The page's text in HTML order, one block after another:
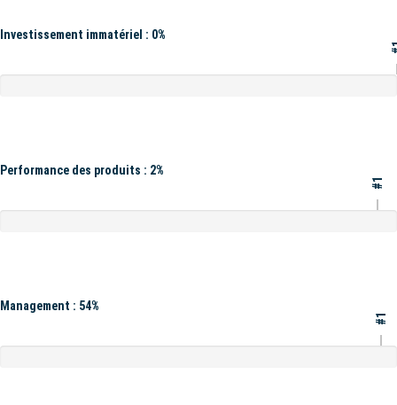
Investissement immatériel : 0%
Performance des produits : 2%
#1
Management : 54%
#1